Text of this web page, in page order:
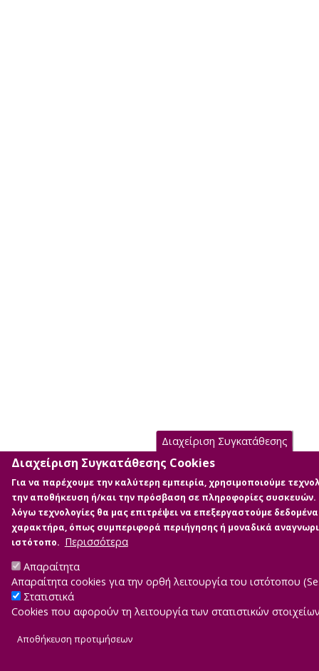
Διαχείριση Συγκατάθεσης
Διαχείριση Συγκατάθεσης Cookies
Για να παρέχουμε την καλύτερη εμπειρία, χρησιμοποιούμε
την αποθήκευση ή/και την πρόσβαση σε πληροφορίες συσκευών.
λόγω τεχνολογίες θα μας επιτρέψει να επεξεργαστούμε
χαρακτήρα, όπως συμπεριφορά περιήγησης ή μοναδικά
ιστότοπο. Περισσότερα
Απαραίτητα
Απαραίτητα cookies για την ορθή λειτουργία του ιστότοπου
Στατιστικά
Cookies που αφορούν τη λειτουργία των στατιστικών
Αποθήκευση προτιμήσεων